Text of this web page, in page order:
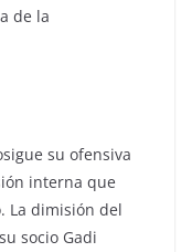
de la
su ofensiva
interna que
La dimisión del
socio Gadi